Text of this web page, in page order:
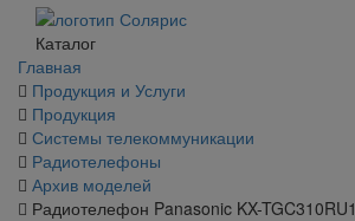
Каталог
Главная
Продукция и Услуги
Продукция
Системы телекоммуникации
Радиотелефоны
Архив моделей
Радиотелефон Panasonic KX-TGC310RU1